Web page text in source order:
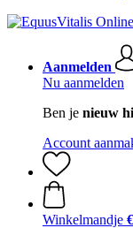
Aanmelden
Nu aanmelden
Ben je nieuw
Account
Winkelmandje